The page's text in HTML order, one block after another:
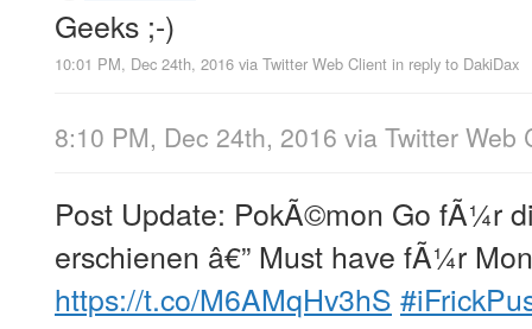
Geeks ;-)
10:01 PM, Dec 24th, 2016 via Twitter Web Client in reply to DakiDax
8:10 PM, Dec 24th, 2016 via Twitter Web
Post Update: PokÃ©mon Go fÃ¼r
erschienen â€” Must have fÃ¼r
https://t.co/M6AMqHv3hS